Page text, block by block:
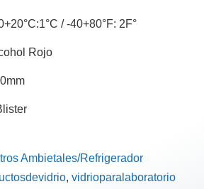
/ -40+80°F: 2F°
Rojo
Ambietales/Refrigerador
, vidrioparalaboratorio